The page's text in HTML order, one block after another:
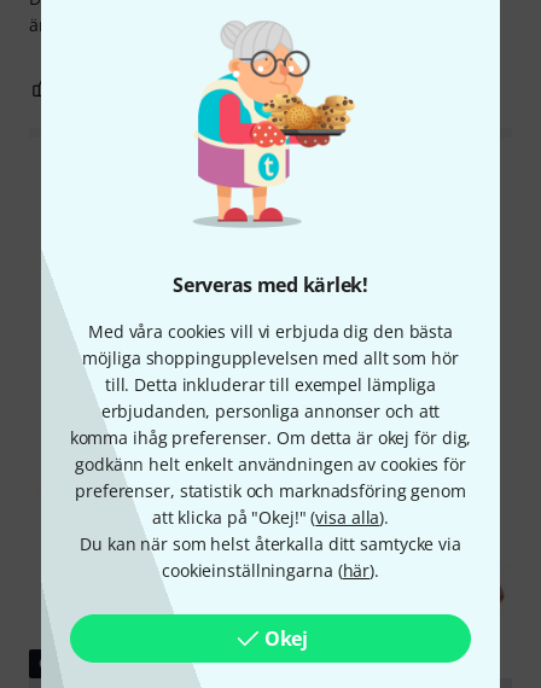
Serveras med kärlek!
Med våra cookies vill vi erbjuda dig den bästa
möjliga shoppingupplevelsen med allt som hör
till. Detta inkluderar till exempel lämpliga
erbjudanden, personliga annonser och att
komma ihåg preferenser. Om detta är okej för dig,
godkänn helt enkelt användningen av cookies för
preferenser, statistik och marknadsföring genom
att klicka på "Okej!" (visa alla).
Du kan när som helst återkalla ditt samtycke via
cookieinställningarna (här).
Okej
är den nummer 1.
ANMÄL RECENSION
Läs alla recensioner
Visste du?
Alla Onlineguide
GUIDE